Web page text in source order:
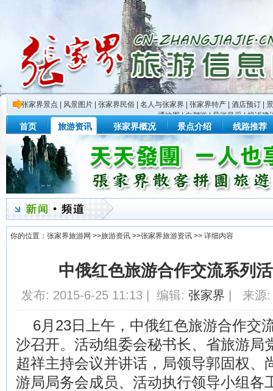
张家界景点 风景图片 张家界民俗 名人与张家界 张家界特产 酒店预订
通地图|自驾游|导游风采|投诉建
首页 旅游资讯 张家界概况 景点介绍 线路推荐
你的位置： 张家界旅游网 >>旅游资讯 >>张家界旅游资讯 >> 详细内容
中俄红色旅游合作交流系列
发布: 2015-6-25 11:13 | 编辑: 张家界 | 来源:
6月23日上午，中俄红色旅游合作交
沙召开。活动组委会秘书长、省旅游局
超祥主持会议并讲话，局领导郭固权、
游局局务会成员、活动执行领导小组各